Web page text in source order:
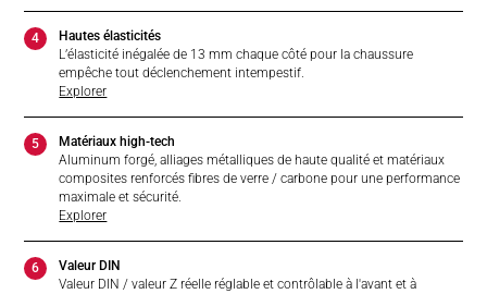
4
Hautes élasticités
L’élasticité inégalée de 13 mm chaque côté pour la chaussure
empêche tout déclenchement intempestif.
Explorer
5
Matériaux high-tech
Aluminum forgé, alliages métalliques de haute qualité et matériaux
composites renforcés fibres de verre / carbone pour une performance
maximale et sécurité.
Explorer
6
Valeur DIN
Valeur DIN / valeur Z réelle réglable et contrôlable à l'avant et à